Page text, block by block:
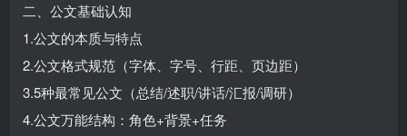
二、公文基础认知
1.公文的本质与特点
2.公文格式规范（字体、字号、行距、页边距）
3.5种最常见公文（总结/述职/讲话/汇报/调研）
4.公文万能结构：角色+背景+任务